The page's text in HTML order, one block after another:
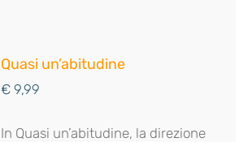
Quasi un’abitudine
€ 9,99
In Quasi un’abitudine, la direzione